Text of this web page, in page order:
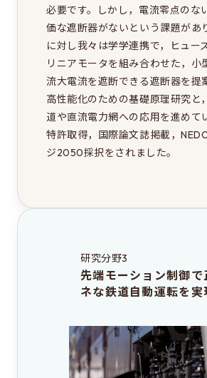
必要です。しかし，電流零点のな
価な遮断器がないという課題があ
に対し我々は学学連携で，ヒュー
リニアモータを組み合わせた，小
流大電流を遮断できる遮断器を提
高性能化のための基礎原理研究と
道や直流電力網への応用を進めて
特許取得，国際論文誌掲載，
ジ2050採択をされました。
研究分野3
先端モーション制御で
ネな鉄道自動運転を実